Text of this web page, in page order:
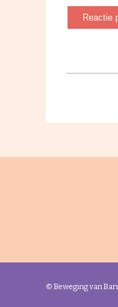
© Beweging van